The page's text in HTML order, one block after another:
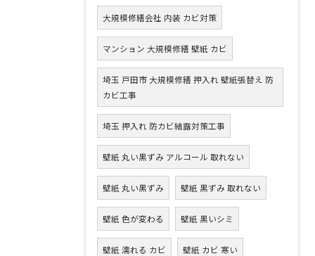
大規模修繕会社 内装 カビ対策
マンション 大規模修繕 壁紙 カビ
埼玉 戸田市 大規模修繕 押入れ 壁紙張替え 防
カビ工事
埼玉 押入れ 防カビ結露対策工事
壁紙 丸い黒ずみ アルコール 取れない
壁紙 丸い黒ずみ 壁紙 黒ずみ 取れない
壁紙 色が変わる 壁紙 黒いシミ
壁紙 濡れる カビ 壁紙 カビ 寒い